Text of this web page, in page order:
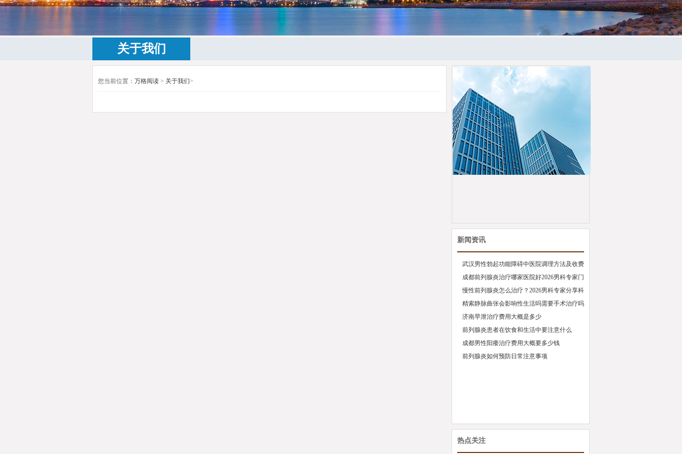
关于我们
您当前位置： 万格阅读 > 关于我们>
新闻资讯
武汉男性勃起功能障碍中医院调理方法及收费
标准
成都前列腺炎治疗哪家医院好2026男科专家门
诊推荐
慢性前列腺炎怎么治疗？2026男科专家分享科
学调理方法
精索静脉曲张会影响性生活吗需要手术治疗吗
济南早泄治疗费用大概是多少
前列腺炎患者在饮食和生活中要注意什么
成都男性阳痿治疗费用大概要多少钱
前列腺炎如何预防日常注意事项
热点关注